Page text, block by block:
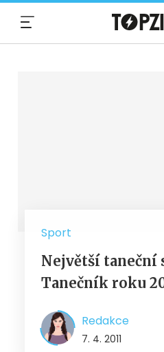
Sport
Největší taneční
Tanečník roku
Redakce
7. 4. 2011